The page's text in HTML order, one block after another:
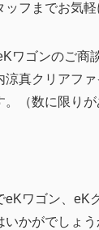
フまでお気軽
ワゴンのご商
涼真クリアフ
。（数に限り
eKワゴン、eK
かがでしょう